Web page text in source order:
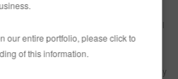
en otras regiones del mundo, el
en la Región Asia Pacífico. El
año es el incremento de las
nueva era en la industria automotriz, y
our entire portfolio, please click to
of this information.